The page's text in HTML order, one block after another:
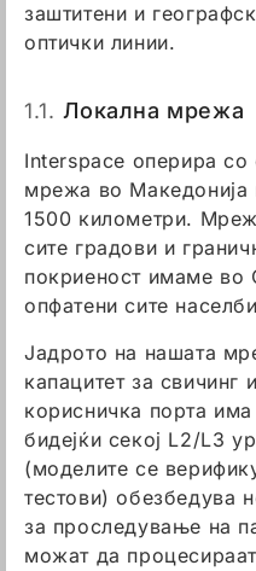
заштитени и
оптички линии.
1.1. Локална мрежа
Interspace оперира со
мрежа во
1500 километри.
сите градови и
покриеност имаме во
опфатени сите
Јадрото на нашата
капацитет за свичинг
корисничка порта има
бидејќи секој L2/L3
(моделите се
тестови) обезбедува
за проследување на
можат да